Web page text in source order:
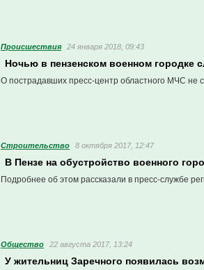
Проиcшествия 24 января 2018, 09:43
Ночью в пензенском военном городке
О пострадавших пресс-центр областного МЧС не
Строительство 8 октября 2017, 12:47
В Пензе на обустройство военного
Подробнее об этом рассказали в пресс-службе
Общество 22 августа 2017, 13:24
У жительниц Заречного появилась